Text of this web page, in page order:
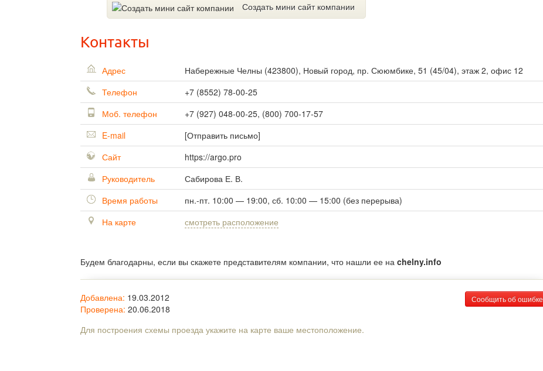
Создать мини сайт компании
Контакты
Адрес Набережные Челны (423800), Новый город, пр. Сююмбике, 51 (45/04), этаж 2, офис 12
Телефон
+7 (8552) 78-00-25
Моб. телефон
+7 (927) 048-00-25, (800) 700-17-57
E-mail
[Отправить письмо]
Сайт
https://argo.pro
Руководитель
Сабирова Е. В.
Время работы
пн.-пт. 10:00 — 19:00, сб. 10:00 — 15:00 (без перерыва)
На карте
смотреть расположение
Будем благодарны, если вы скажете представителям компании, что нашли ее на chelny.info
Сообщить об ошибке
Добавлена: 19.03.2012
Проверена: 20.06.2018
Для построения схемы проезда укажите на карте ваше местоположение.